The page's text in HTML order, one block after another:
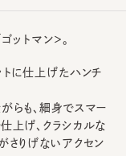
トマン＞。
トに仕上げたハンチ
らも、細身でスマー
上げ、クラシカルな
さりげないアクセン